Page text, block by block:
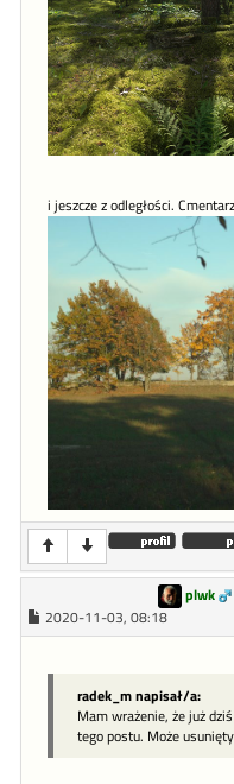
i jeszcze z odległości.
plwk
2020-11-03, 08:18
radek_m napisał/a:
Mam wrażenie, że już
tego postu. Może